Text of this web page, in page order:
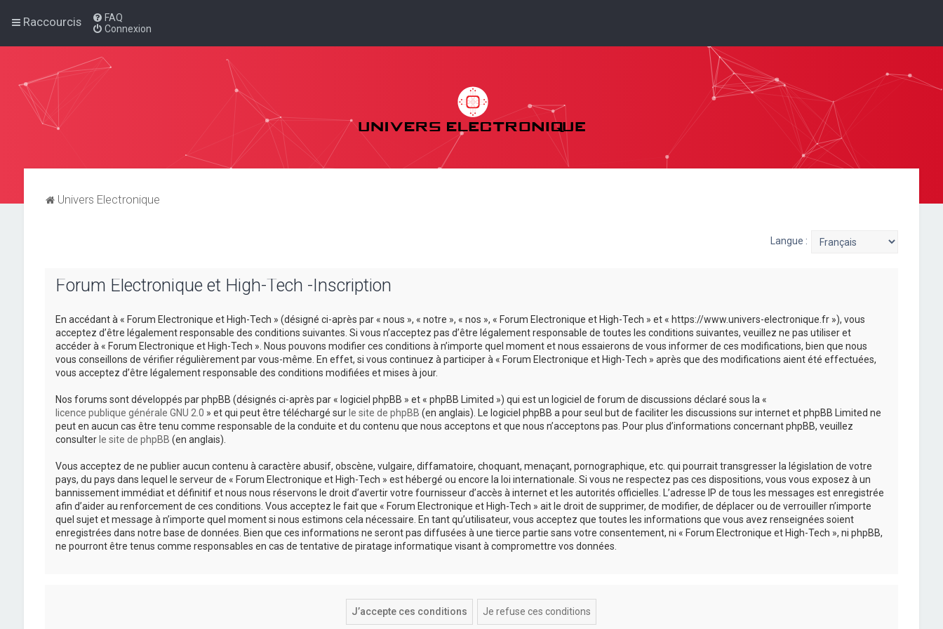
Raccourcis
FAQ
Connexion
Univers Electronique
Langue :
Forum Electronique et High-Tech -Inscription
En accédant à « Forum Electronique et High-Tech » (désigné ci-après par « nous », « notre », « nos », « Forum Electronique et High-Tech » et « https://www.univers-electronique.fr »), vous
acceptez d’être légalement responsable des conditions suivantes. Si vous n’acceptez pas d’être légalement responsable de toutes les conditions suivantes, veuillez ne pas utiliser et
accéder à « Forum Electronique et High-Tech ». Nous pouvons modifier ces conditions à n’importe quel moment et nous essaierons de vous informer de ces modifications, bien que nous
vous conseillons de vérifier régulièrement par vous-même. En effet, si vous continuez à participer à « Forum Electronique et High-Tech » après que des modifications aient été effectuées,
vous acceptez d’être légalement responsable des conditions modifiées et mises à jour.
Nos forums sont développés par phpBB (désignés ci-après par « logiciel phpBB » et « phpBB Limited ») qui est un logiciel de forum de discussions déclaré sous la «
licence publique générale GNU 2.0 » et qui peut être téléchargé sur le site de phpBB (en anglais). Le logiciel phpBB a pour seul but de faciliter les discussions sur internet et phpBB Limited ne
peut en aucun cas être tenu comme responsable de la conduite et du contenu que nous acceptons et que nous n’acceptons pas. Pour plus d’informations concernant phpBB, veuillez
consulter le site de phpBB (en anglais).
Vous acceptez de ne publier aucun contenu à caractère abusif, obscène, vulgaire, diffamatoire, choquant, menaçant, pornographique, etc. qui pourrait transgresser la législation de votre
pays, du pays dans lequel le serveur de « Forum Electronique et High-Tech » est hébergé ou encore la loi internationale. Si vous ne respectez pas ces dispositions, vous vous exposez à un
bannissement immédiat et définitif et nous nous réservons le droit d’avertir votre fournisseur d’accès à internet et les autorités officielles. L’adresse IP de tous les messages est enregistrée
afin d’aider au renforcement de ces conditions. Vous acceptez le fait que « Forum Electronique et High-Tech » ait le droit de supprimer, de modifier, de déplacer ou de verrouiller n’importe
quel sujet et message à n’importe quel moment si nous estimons cela nécessaire. En tant qu’utilisateur, vous acceptez que toutes les informations que vous avez renseignées soient
enregistrées dans notre base de données. Bien que ces informations ne seront pas diffusées à une tierce partie sans votre consentement, ni « Forum Electronique et High-Tech », ni phpBB,
ne pourront être tenus comme responsables en cas de tentative de piratage informatique visant à compromettre vos données.